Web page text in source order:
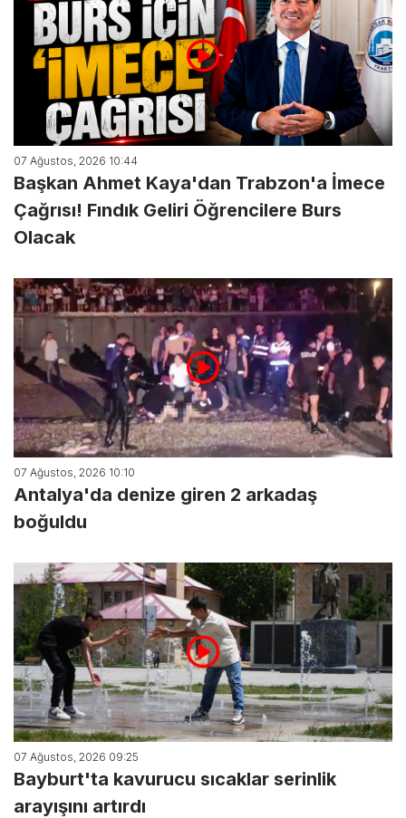
07 Ağustos, 2026 10:44
Başkan Ahmet Kaya'dan Trabzon'a İmece
Çağrısı! Fındık Geliri Öğrencilere Burs
Olacak
07 Ağustos, 2026 10:10
Antalya'da denize giren 2 arkadaş
boğuldu
07 Ağustos, 2026 09:25
Bayburt'ta kavurucu sıcaklar serinlik
arayışını artırdı